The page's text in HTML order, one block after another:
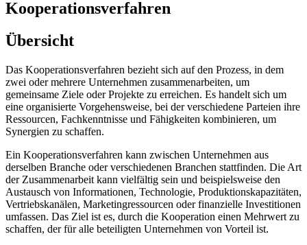
Kooperationsverfahren
Übersicht
Das Kooperationsverfahren bezieht sich auf den Prozess, in dem
zwei oder mehrere Unternehmen zusammenarbeiten, um
gemeinsame Ziele oder Projekte zu erreichen. Es handelt sich um
eine organisierte Vorgehensweise, bei der verschiedene Parteien ihre
Ressourcen, Fachkenntnisse und Fähigkeiten kombinieren, um
Synergien zu schaffen.
Ein Kooperationsverfahren kann zwischen Unternehmen aus
derselben Branche oder verschiedenen Branchen stattfinden. Die Art
der Zusammenarbeit kann vielfältig sein und beispielsweise den
Austausch von Informationen, Technologie, Produktionskapazitäten,
Vertriebskanälen, Marketingressourcen oder finanzielle Investitionen
umfassen. Das Ziel ist es, durch die Kooperation einen Mehrwert zu
schaffen, der für alle beteiligten Unternehmen von Vorteil ist.